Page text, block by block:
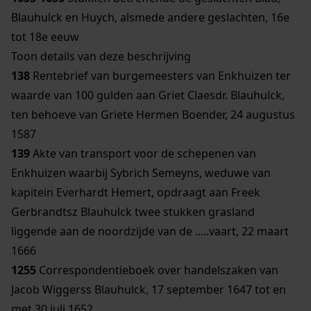
Blauhulck en Huych, alsmede andere geslachten, 16e
tot 18e eeuw
Toon details van deze beschrijving
138 Rentebrief van burgemeesters van Enkhuizen ter
waarde van 100 gulden aan Griet Claesdr. Blauhulck,
ten behoeve van Griete Hermen Boender, 24 augustus
1587
139Akte van transport voor de schepenen van
Enkhuizen waarbij Sybrich Semeyns, weduwe van
kapitein Everhardt Hemert, opdraagt aan Freek
Gerbrandtsz Blauhulck twee stukken grasland
liggende aan de noordzijde van de .....vaart, 22 maart
1666
1255 Correspondentieboek over handelszaken van
Jacob Wiggerss Blauhulck, 17 september 1647 tot en